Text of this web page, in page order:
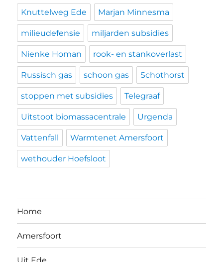
Knuttelweg Ede Marjan Minnesma
milieudefensie miljarden subsidies
Nienke Homan rook- en stankoverlast
Russisch gas schoon gas Schothorst
stoppen met subsidies Telegraaf
Uitstoot biomassacentrale Urgenda
Vattenfall Warmtenet Amersfoort
wethouder Hoefsloot
Home
Amersfoort